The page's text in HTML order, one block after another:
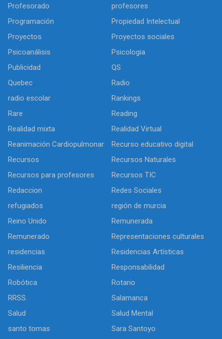
Profesorado
profesores
Programación
Propiedad Intelectual
Proyectos
Proyectos sociales
Psicoanálisis
Psicologia
Publicidad
QS
Quebec
Radio
radio escolar
Rankings
Rare
Reading
Realidad mixta
Realidad Virtual
Reanimación Cardiopulmonar
Recurso educativo digital
Recursos
Recursos Naturales
Recursos para profesores
Recursos TIC
Redaccion
Redes Sociales
refugiados
región de murcia
Reino Unido
Remunerada
Remunerado
Representaciones culturales
residencias
Residencias Artísticas
Resiliencia
Responsabilidad
Robótica
Rotario
RRSS.
Salamanca
Salud
Salud Mental
santo tomas
Sara Santoyo